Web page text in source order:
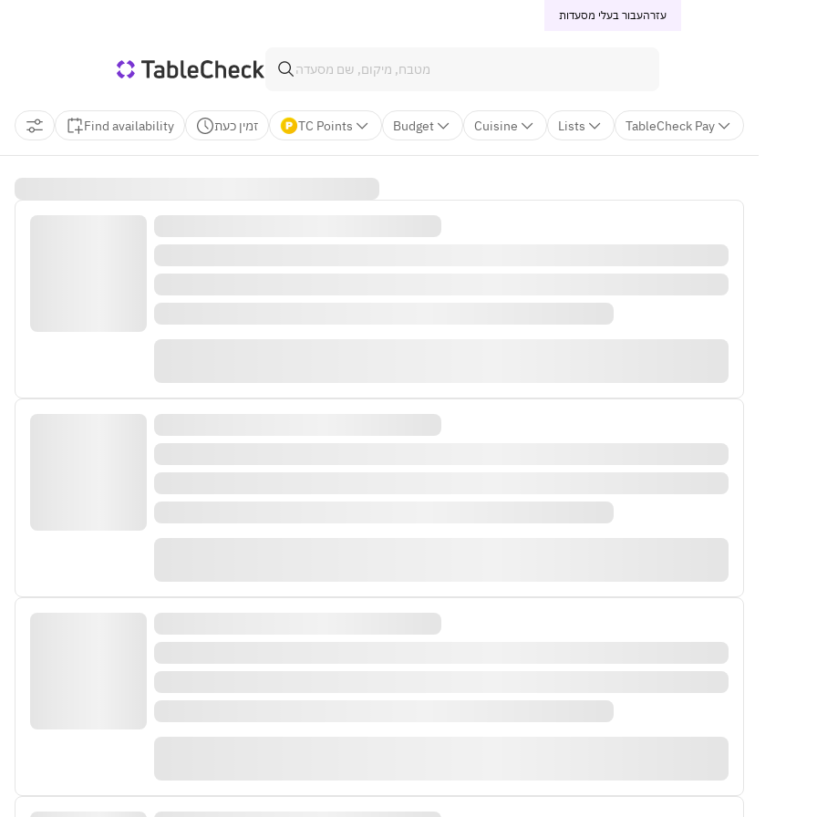
עבור בעלי מסעדותעזרה
Find availability זמין כעת TC Points Budget Cuisine Lists TableCheck Pay